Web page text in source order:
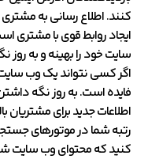
کنند. اطلاع رسانی به
ایجاد روابط قوی با مشتری
سایت خود را بهینه و به روز
اگر کسی نتواند یک وب سایت
فایده است. به روز نگه
اطلاعات جدید برای مشتریان
رتبه شما در موتورهای
کنید که محتوای وب سایت